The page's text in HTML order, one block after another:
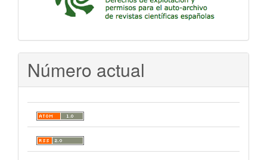
Número actual